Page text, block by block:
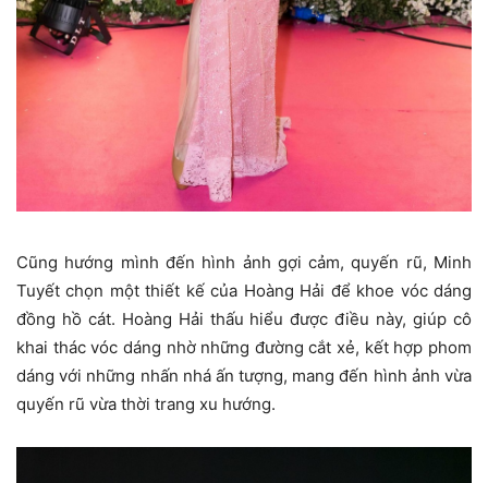
Cũng hướng mình đến hình ảnh gợi cảm, quyến rũ, Minh
Tuyết chọn một thiết kế của Hoàng Hải để khoe vóc dáng
đồng hồ cát. Hoàng Hải thấu hiểu được điều này, giúp cô
khai thác vóc dáng nhờ những đường cắt xẻ, kết hợp phom
dáng với những nhấn nhá ấn tượng, mang đến hình ảnh vừa
quyến rũ vừa thời trang xu hướng.